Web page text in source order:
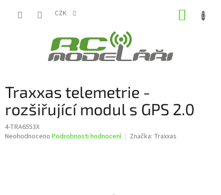
CZK
Traxxas telemetrie -
rozšiřující modul s GPS 2.0
4-TRA6553X
Průměrné
Neohodnoceno Podrobnosti hodnocení Značka: Traxxas